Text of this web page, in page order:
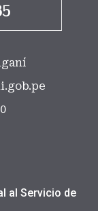
al Servicio de